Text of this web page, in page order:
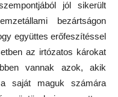
jól sikerült
bezártságon
együttes erőfeszítéssel
az irtózatos károkat
vannak azok, akik
saját maguk számára